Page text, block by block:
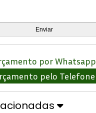
por Whatsapp
pelo Telefone